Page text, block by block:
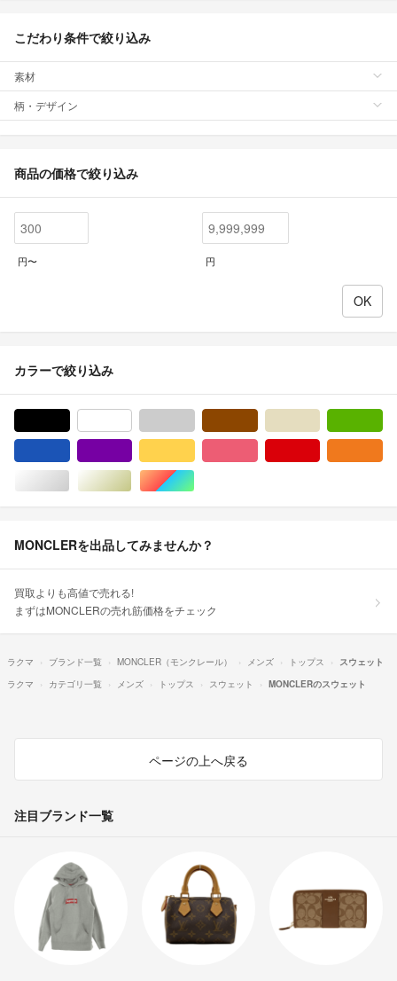
こだわり条件で絞り込み
素材
柄・デザイン
商品の価格で絞り込み
円〜 円
カラーで絞り込み
シルバー/銀色系ゴールド/金色系マルチカラー
MONCLERを出品してみませんか？
買取よりも高値で売れる!
まずはMONCLERの売れ筋価格をチェック
ラクマ ブランド一覧 MONCLER（モンクレール） メンズ トップス
スウェット
ラクマ
カテゴリ一覧 メンズ トップス スウェット MONCLERのスウェット
ページの上へ戻る
注目ブランド一覧